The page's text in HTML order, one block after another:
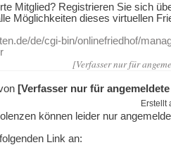
Mitglied? Registrieren Sie sich
Möglichkeiten dieses virtuellen
de/cgi-bin/onlinefriedhof/
[Verfasser nur für
[Verfasser nur für
Erstellt
können leider nur
Link an: